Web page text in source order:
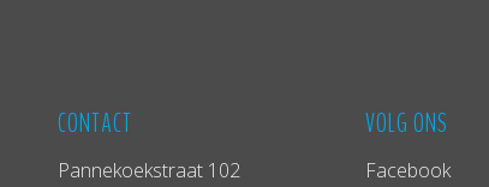
CONTACT
Pannekoekstraat 102
VOLG ONS
Facebook